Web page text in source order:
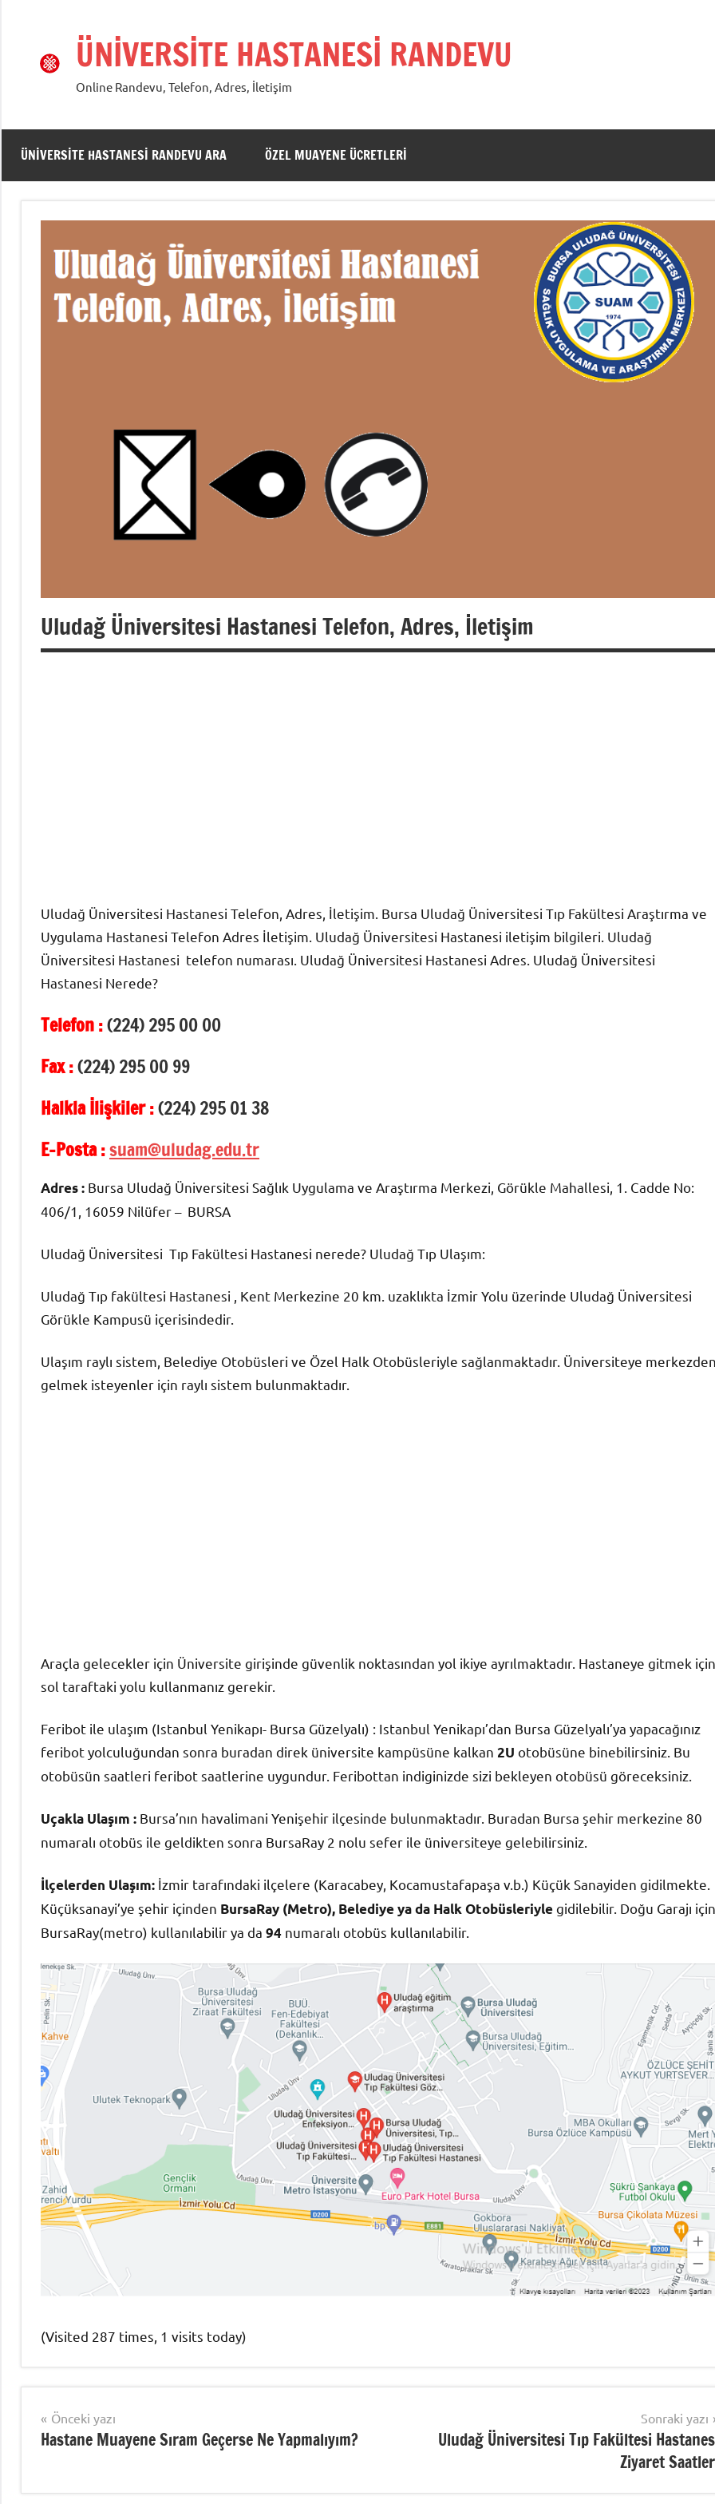
ÜNİVERSİTE HASTANESİ RANDEVU
Online Randevu, Telefon, Adres, İletişim
ÜNIVERSITE HASTANESI RANDEVU ARA ÖZEL MUAYENE ÜCRETLERI
Uludağ Üniversitesi Hastanesi Telefon, Adres, İletişim
Uludağ Üniversitesi Hastanesi Telefon, Adres, İletişim. Bursa Uludağ Üniversitesi Tıp Fakültesi Araştırma ve
Uygulama Hastanesi Telefon Adres İletişim. Uludağ Üniversitesi Hastanesi iletişim bilgileri. Uludağ
Üniversitesi Hastanesi telefon numarası. Uludağ Üniversitesi Hastanesi Adres. Uludağ Üniversitesi
Hastanesi Nerede?
Telefon :(224) 295 00 00
Fax :(224) 295 00 99
Halkla İlişkiler :(224) 295 01 38
E-Posta :suam@uludag.edu.tr
Adres : Bursa Uludağ Üniversitesi Sağlık Uygulama ve Araştırma Merkezi, Görükle Mahallesi, 1. Cadde No:
406/1, 16059 Nilüfer – BURSA
Uludağ Üniversitesi Tıp Fakültesi Hastanesi nerede? Uludağ Tıp Ulaşım:
Uludağ Tıp fakültesi Hastanesi , Kent Merkezine 20 km. uzaklıkta İzmir Yolu üzerinde Uludağ Üniversitesi
Görükle Kampusü içerisindedir.
Ulaşım raylı sistem, Belediye Otobüsleri ve Özel Halk Otobüsleriyle sağlanmaktadır. Üniversiteye
gelmek isteyenler için raylı sistem bulunmaktadır.
Araçla gelecekler için Üniversite girişinde güvenlik noktasından yol ikiye ayrılmaktadır. Hastaneye gitmek için
sol taraftaki yolu kullanmanız gerekir.
Feribot ile ulaşım (Istanbul Yenikapı- Bursa Güzelyalı) : Istanbul Yenikapı’dan Bursa Güzelyalı’ya yapacağınız
feribot yolculuğundan sonra buradan direk üniversite kampüsüne kalkan 2U otobüsüne binebilirsiniz. Bu
otobüsün saatleri feribot saatlerine uygundur. Feribottan indiginizde sizi bekleyen otobüsü göreceksiniz.
Uçakla Ulaşım : Bursa’nın havalimani Yenişehir ilçesinde bulunmaktadır. Buradan Bursa şehir merkezine 80
numaralı otobüs ile geldikten sonra BursaRay 2 nolu sefer ile üniversiteye gelebilirsiniz.
İlçelerden Ulaşım: İzmir tarafındaki ilçelere (Karacabey, Kocamustafapaşa v.b.) Küçük Sanayiden gidilmekte.
Küçüksanayi’ye şehir içinden BursaRay (Metro), Belediye ya da Halk Otobüsleriylegidilebilir. Doğu Garajı için
BursaRay(metro) kullanılabilir ya da 94 numaralı otobüs kullanılabilir.
(Visited 287 times, 1 visits today)
Yazı
gezinmesi
Önceki yazı
Hastane Muayene Sıram Geçerse Ne Yapmalıyım?
Sonraki yazı
Uludağ Üniversitesi Tıp Fakültesi
Ziyaret